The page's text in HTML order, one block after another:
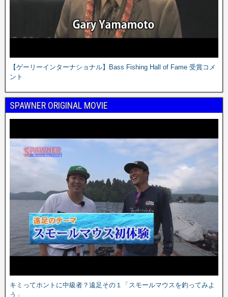
【ゲーリーインターナショナル】Bass Fishing Hall of Fame 受賞コメ
ント
SPAWNER ORIGINAL MOVIE
キミってホントに中級者？遠足その１「スモールマウスを釣ってみよ
う」